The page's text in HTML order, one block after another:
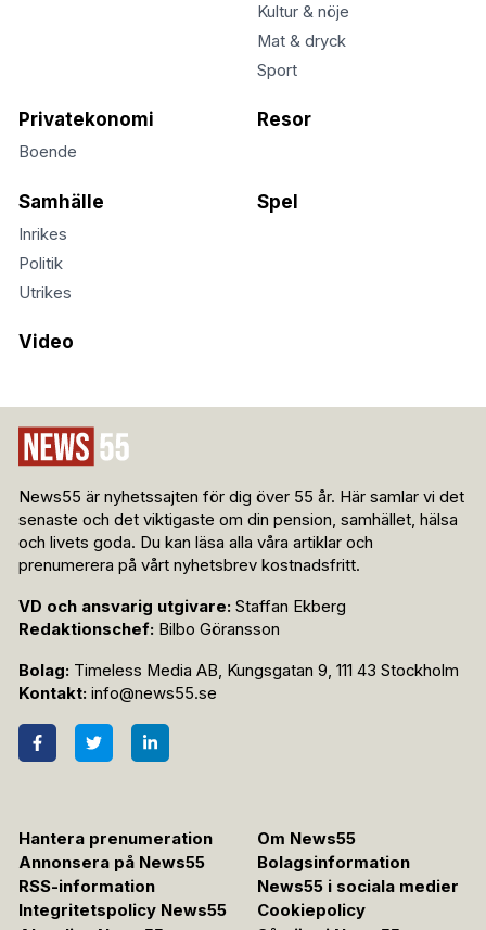
Kultur & nöje
Mat & dryck
Sport
Privatekonomi
Boende
Resor
Samhälle
Inrikes
Politik
Utrikes
Spel
Video
News55 är nyhetssajten för dig över 55 år. Här samlar vi det
senaste och det viktigaste om din pension, samhället, hälsa
och livets goda. Du kan läsa alla våra artiklar och
prenumerera på vårt nyhetsbrev kostnadsfritt.
VD och ansvarig utgivare: Staffan Ekberg
Redaktionschef: Bilbo Göransson
Bolag: Timeless Media AB, Kungsgatan 9, 111 43 Stockholm
Kontakt: info@news55.se
Hantera prenumeration
Om News55
Annonsera på News55
Bolagsinformation
RSS-information
News55 i sociala medier
Integritetspolicy News55
Cookiepolicy